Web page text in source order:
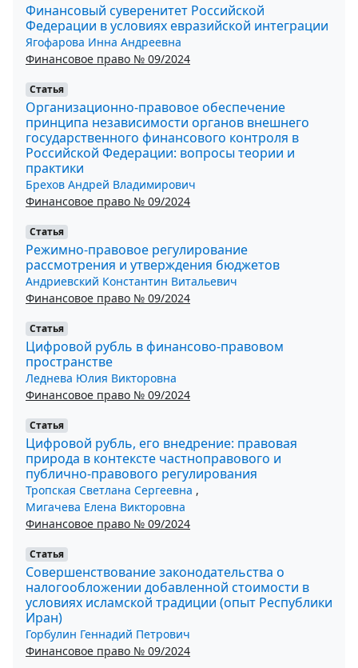
Финансовый суверенитет Российской
Федерации в условиях евразийской интеграции
Ягофарова Инна Андреевна
Финансовое право № 09/2024
Статья
Организационно-правовое обеспечение
принципа независимости органов внешнего
государственного финансового контроля в
Российской Федерации: вопросы теории и
практики
Брехов Андрей Владимирович
Финансовое право № 09/2024
Статья
Режимно-правовое регулирование
рассмотрения и утверждения бюджетов
Андриевский Константин Витальевич
Финансовое право № 09/2024
Статья
Цифровой рубль в финансово-правовом
пространстве
Леднева Юлия Викторовна
Финансовое право № 09/2024
Статья
Цифровой рубль, его внедрение: правовая
природа в контексте частноправового и
публично-правового регулирования
Тропская Светлана Сергеевна ,
Мигачева Елена Викторовна
Финансовое право № 09/2024
Статья
Совершенствование законодательства о
налогообложении добавленной стоимости в
условиях исламской традиции (опыт Республики
Иран)
Горбулин Геннадий Петрович
Финансовое право № 09/2024